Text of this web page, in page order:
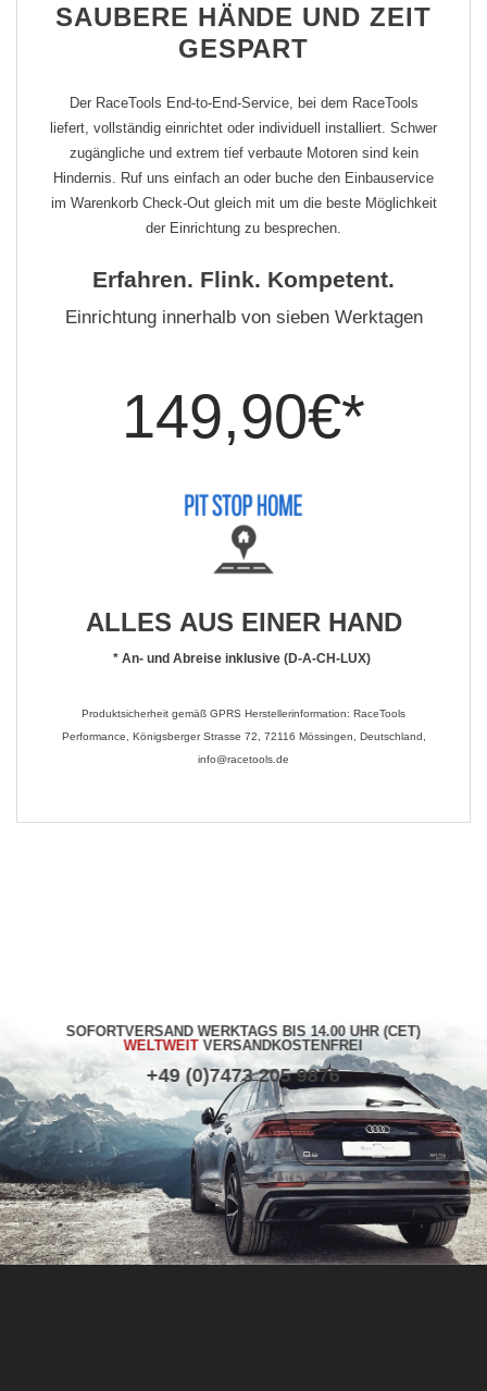
SAUBERE HÄNDE UND ZEIT
GESPART
Der RaceTools End-to-End-Service, bei dem RaceTools
liefert, vollständig einrichtet oder individuell installiert. Schwer
zugängliche und extrem tief verbaute Motoren sind kein
Hindernis. Ruf uns einfach an oder buche den Einbauservice
im Warenkorb Check-Out gleich mit um die beste Möglichkeit
der Einrichtung zu besprechen.
Erfahren. Flink. Kompetent.
Einrichtung innerhalb von sieben Werktagen
149,90€*
ALLES AUS EINER HAND
* An- und Abreise inklusive (D-A-CH-LUX)
Produktsicherheit gemäß GPRS Herstellerinformation: RaceTools
Performance, Königsberger Strasse 72, 72116 Mössingen, Deutschland,
info@racetools.de
SOFORTVERSAND WERKTAGS BIS 14.00 UHR (CET)
WELTWEITVERSANDKOSTENFREI
+49 (0)7473 205 9876